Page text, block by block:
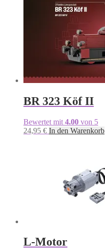
BR 323 Köf II
Bewertet mit 4.00 von 5
24,95 € In den Warenkorb
L-Motor